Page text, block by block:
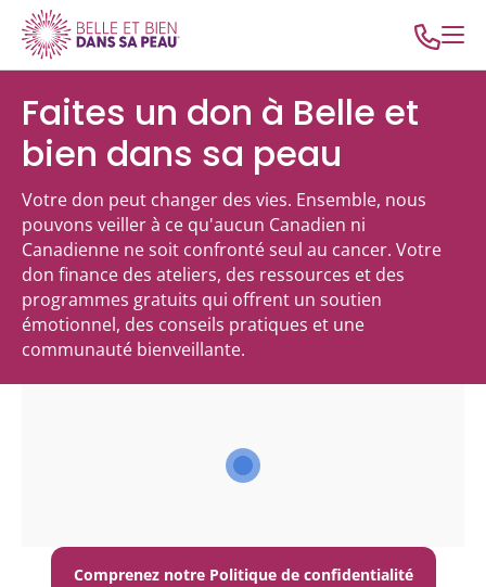
Faites un don à Belle et
bien dans sa peau
Votre don peut changer des vies. Ensemble, nous
pouvons veiller à ce qu'aucun Canadien ni
Canadienne ne soit confronté seul au cancer. Votre
don finance des ateliers, des ressources et des
programmes gratuits qui offrent un soutien
émotionnel, des conseils pratiques et une
communauté bienveillante.
Comprenez notre Politique de confidentialité